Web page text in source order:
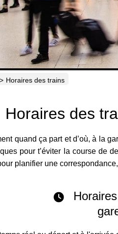
> Horaires des trains
Horaires des
quand ça part et d’où, à la
pour t’éviter la course de
planifier une